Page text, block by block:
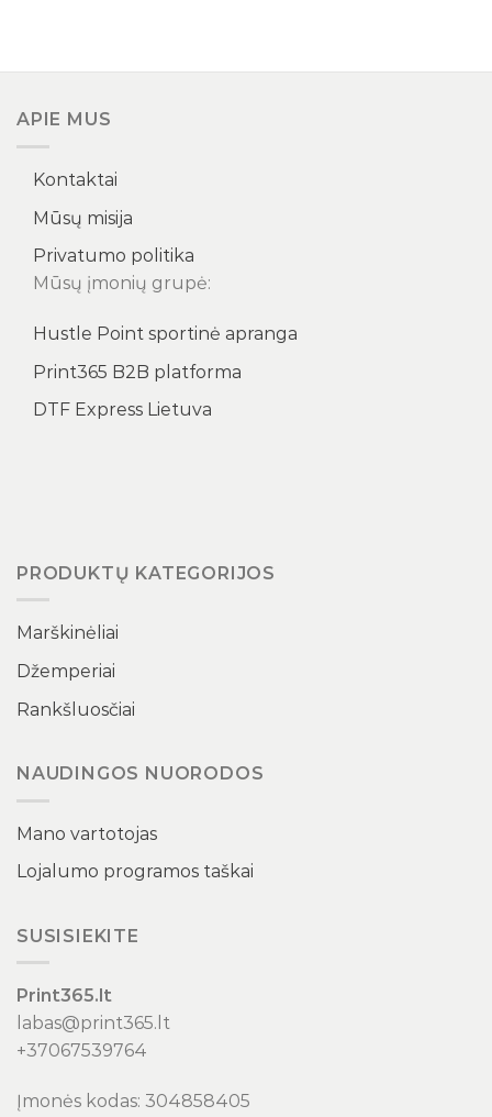
APIE MUS
Kontaktai
Mūsų misija
Privatumo politika
Mūsų įmonių grupė:
Hustle Point sportinė apranga
Print365 B2B platforma
DTF Express Lietuva
PRODUKTŲ KATEGORIJOS
Marškinėliai
Džemperiai
Rankšluosčiai
NAUDINGOS NUORODOS
Mano vartotojas
Lojalumo programos taškai
SUSISIEKITE
Print365.lt
labas@print365.lt
+37067539764
Įmonės kodas: 304858405